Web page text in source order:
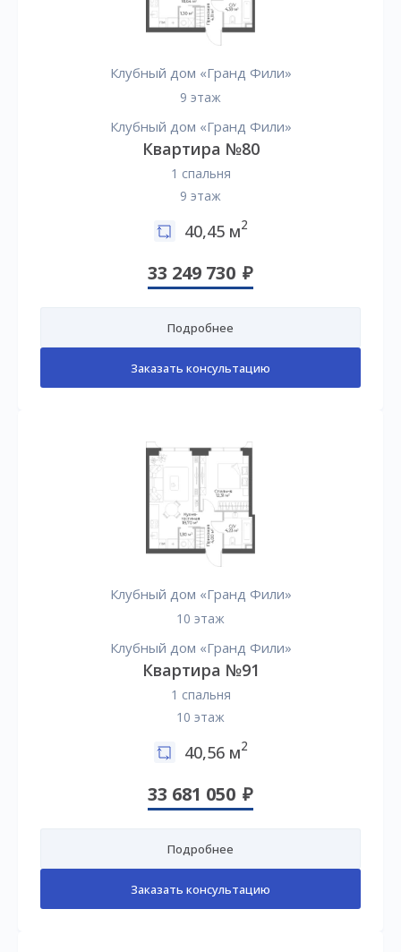
Клубный дом «Гранд Фили»
9 этаж
Клубный дом «Гранд Фили»
Квартира №80
1 спальня
9 этаж
40,45 м2
33 249 730
Подробнее
Заказать консультацию
Клубный дом «Гранд Фили»
10 этаж
Клубный дом «Гранд Фили»
Квартира №91
1 спальня
10 этаж
40,56 м2
33 681 050
Подробнее
Заказать консультацию